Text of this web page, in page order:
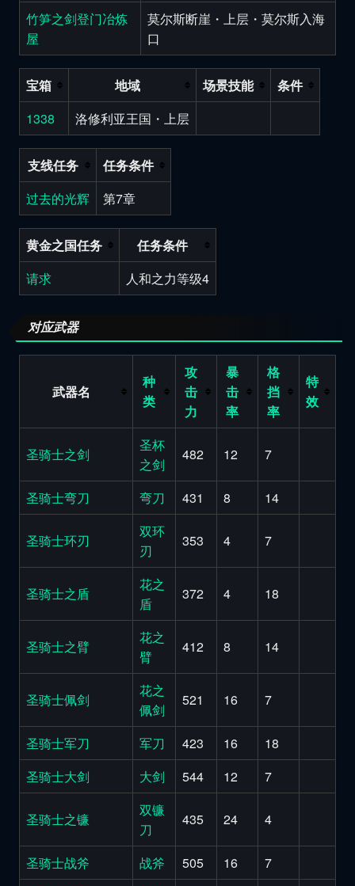
竹笋之剑登门冶炼
屋
莫尔斯断崖・上层・莫尔斯入海
口
宝箱 地域 场景技能
条件
1338
洛修利亚王国・上层
支线任务
任务条件
过去的光辉
第7章
黄金之国任务
任务条件
请求
人和之力等级4
对应武器
武器名
种
类
攻
击
力
暴
击
率
格
挡
率
特
效
圣骑士之剑
圣杯
之剑
482 12 7
圣骑士弯刀 弯刀 431 8 14
圣骑士环刃
双环
刃
353 4 7
圣骑士之盾
花之
盾
372 4 18
圣骑士之臂
花之
臂
412 8 14
圣骑士佩剑
花之
佩剑
521 16 7
圣骑士军刀 军刀 423 16
18
圣骑士大剑
大剑 544 12 7
圣骑士之镰
双镰
刀
435 24 4
圣骑士战斧 战斧 505 16
7